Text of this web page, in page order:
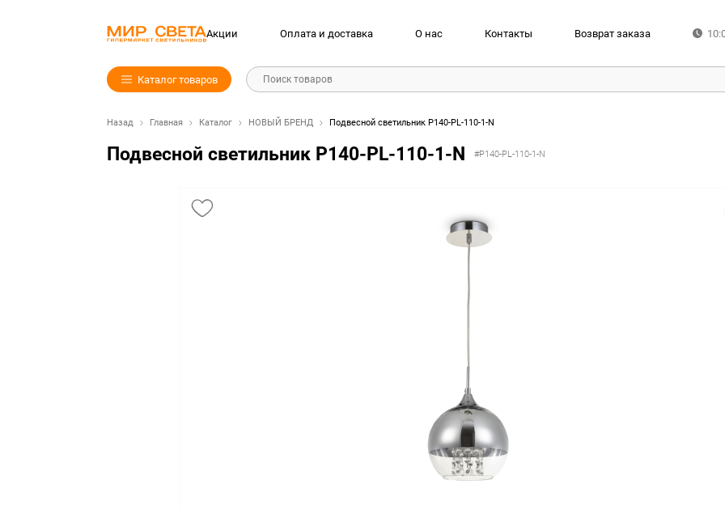
Акции Оплата и доставка О нас Контакты Возврат заказа
Каталог товаров Поиск товаров
Назад Главная Каталог НОВЫЙ БРЕНД Подвесной светильник P140-PL-110-1-N
Подвесной светильник P140-PL-110-1-N #P140-PL-110-1-N